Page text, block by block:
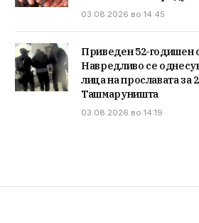
03.08.2026 во 14:45
Приведен 52-годишен
Навредливо се
лица на прославата за
Ташмаруништа
03.08.2026 во 14:19